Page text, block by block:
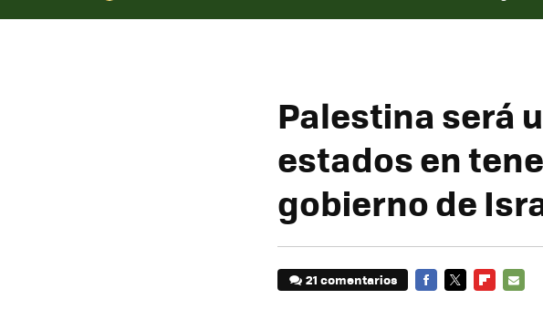
Palestina será
estados en
gobierno de
21 comentarios